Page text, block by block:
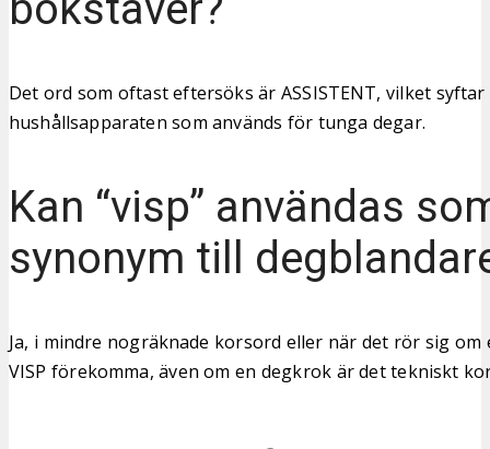
Det ord som oftast eftersöks är ASSISTENT, vilket
hushållsapparaten som används för tunga degar.
Kan “visp” användas
synonym till
Ja, i mindre nogräknade korsord eller när det rör sig om
VISP förekomma, även om en degkrok är det tekniskt